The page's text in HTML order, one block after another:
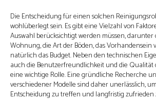
Die Entscheidung für einen solchen
wohlüberlegt sein. Es gibt eine Vielzahl von
Auswahl berücksichtigt werden müssen,
Wohnung, die Art der Böden, das Vorhandensein
natürlich das Budget. Neben den technischen
auch die Benutzerfreundlichkeit und die Qualität
eine wichtige Rolle. Eine gründliche Recherche
verschiedener Modelle sind daher unerlässlich,
Entscheidung zu treffen und langfristig zufrieden